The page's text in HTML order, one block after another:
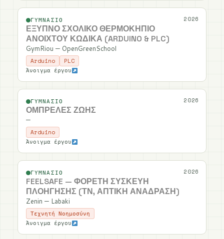
2026
ΓΥΜΝΆΣΙΟ
ΈΞΥΠΝΟ ΣΧΟΛΙΚΌ ΘΕΡΜΟΚΉΠΙΟ
ΑΝΟΙΧΤΟΎ ΚΏΔΙΚΑ (ARDUINO & PLC)
GymRiou — OpenGreenSchool
Arduino
PLC
Άνοιγμα έργου
2026
ΓΥΜΝΆΣΙΟ
ΟΜΠΡΈΛΕΣ ΖΩΉΣ
—
Arduino
Άνοιγμα έργου
2026
ΓΥΜΝΆΣΙΟ
FEELSAFE — ΦΟΡΕΤΉ ΣΥΣΚΕΥΉ
ΠΛΟΉΓΗΣΗΣ (ΤΝ, ΑΠΤΙΚΉ ΑΝΆΔΡΑΣΗ)
Zenin — Labaki
Τεχνητή Νοημοσύνη
Άνοιγμα έργου